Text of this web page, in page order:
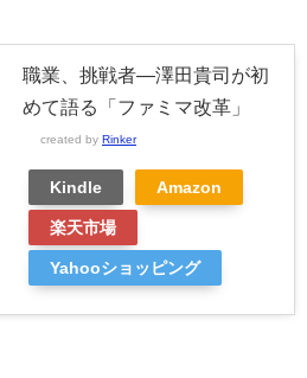
職業、挑戦者―澤田貴司が初
めて語る「ファミマ改革」
created by Rinker
Kindle Amazon
楽天市場
Yahooショッピング